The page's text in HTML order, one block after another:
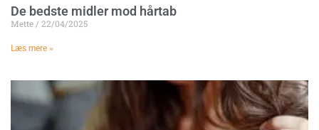
De bedste midler mod hårtab
Mette 22/04/2025
Læs mere »